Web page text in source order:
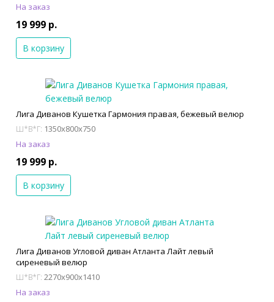
На заказ
19 999 р.
В корзину
Лига Диванов Кушетка Гармония правая, бежевый велюр
Ш*В*Г: 1350x800x750
На заказ
19 999 р.
В корзину
Лига Диванов Угловой диван Атланта Лайт левый
сиреневый велюр
Ш*В*Г: 2270x900x1410
На заказ